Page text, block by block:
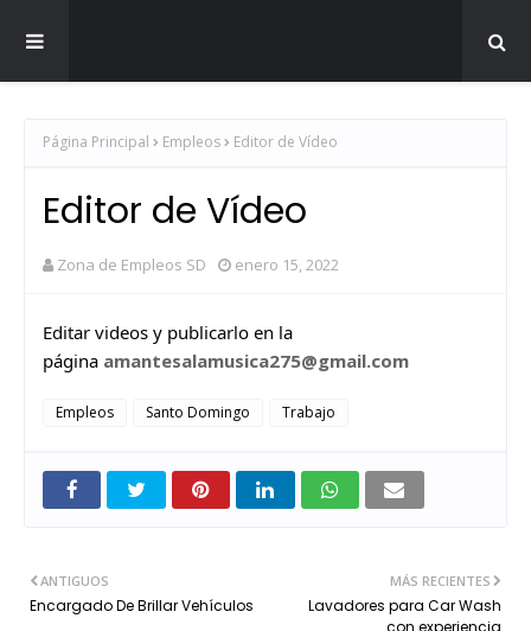
Página Principal Empleos Editor de Vídeo
Editor de Vídeo
Zona de Empleos SD enero 15, 2022
Editar videos y publicarlo en la
página amantesalamusica275@gmail.com
Empleos Santo Domingo Trabajo
MÁS RECIENTES
Lavadores para Car Wash
con experiencia
ANTIGUOS
Encargado De Brillar Vehículos